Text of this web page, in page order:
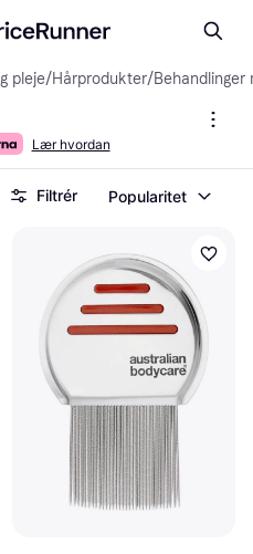
pleje/Hårprodukter/Behandlinger
Lær hvordan
Filtrér Popularitet